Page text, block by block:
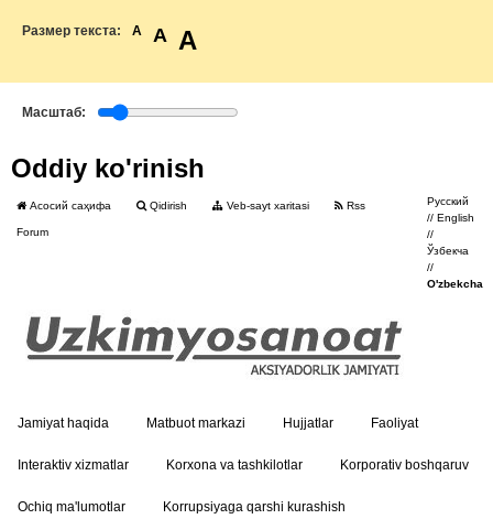
Размер текста: A A A
Масштаб:
Oddiy ko'rinish
Асосий саҳифа Qidirish Veb-sayt xaritasi Rss
Forum
Русский
//English
//
Ўзбекча
//
O'zbekcha
Jamiyat haqida Matbuot markazi Hujjatlar Faoliyat
Interaktiv xizmatlar Korxona va tashkilotlar Korporativ boshqaruv
Ochiq ma'lumotlar Korrupsiyaga qarshi kurashish